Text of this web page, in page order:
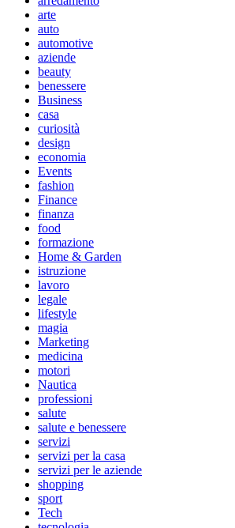
arte
auto
automotive
aziende
beauty
benessere
Business
casa
curiosità
design
economia
Events
fashion
Finance
finanza
food
formazione
Home & Garden
istruzione
lavoro
legale
lifestyle
magia
Marketing
medicina
motori
Nautica
professioni
salute
salute e benessere
servizi
servizi per la casa
servizi per le aziende
shopping
sport
Tech